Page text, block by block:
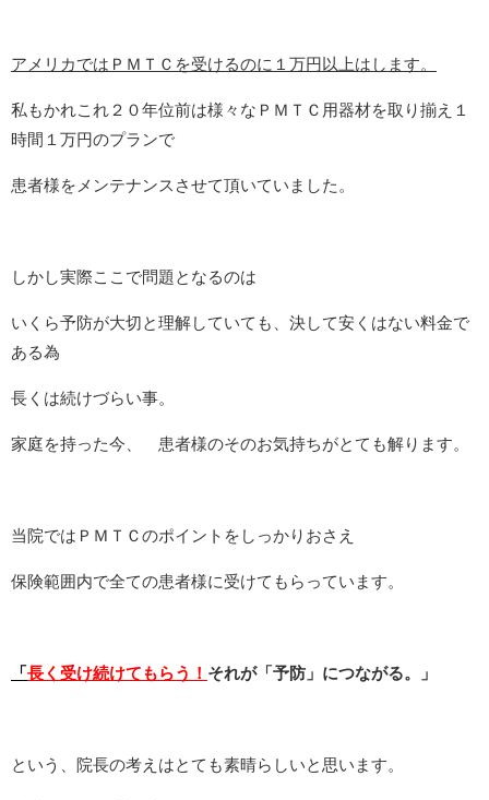
アメリカではＰＭＴＣを受けるのに１万円以上はします。
私もかれこれ２０年位前は様々なＰＭＴＣ用器材を取り揃え１
時間１万円のプランで
患者様をメンテナンスさせて頂いていました。
しかし実際ここで問題となるのは
いくら予防が大切と理解していても、決して安くはない料金で
ある為
長くは続けづらい事。
家庭を持った今、 患者様のそのお気持ちがとても解ります。
当院ではＰＭＴＣのポイントをしっかりおさえ
保険範囲内で全ての患者様に受けてもらっています。
「長く受け続けてもらう！ それが「予防」につながる。」
という、院長の考えはとても素晴らしいと思います。